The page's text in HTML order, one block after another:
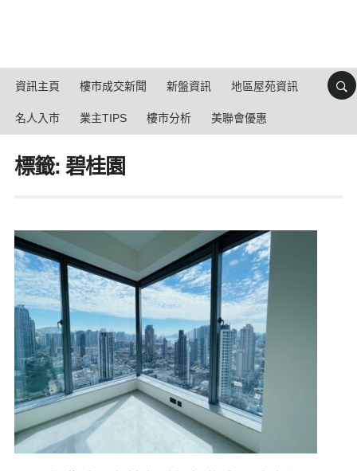
資訊主頁 樓市成交新聞 新盤資訊 地區屋苑資訊
名人入市 業主TIPS 樓市分析 美聯會優惠
標籤: 碧桂園